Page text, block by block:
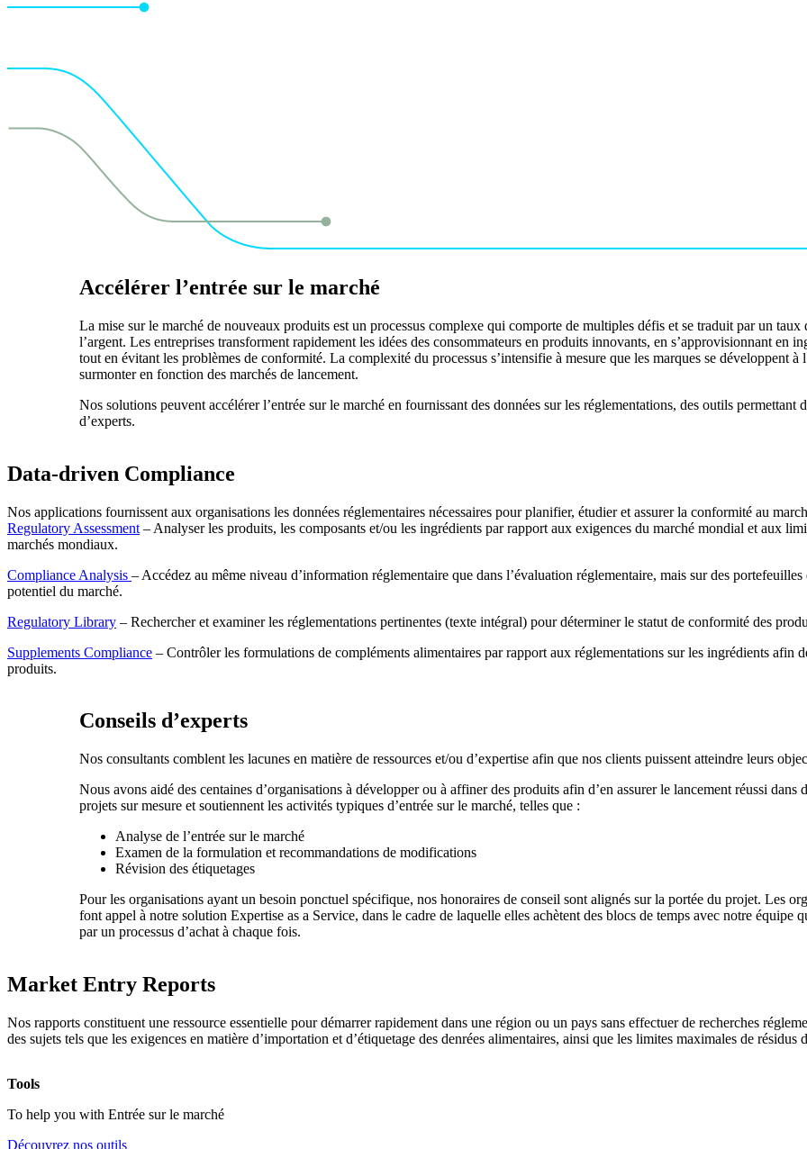
Accélérer l’entrée sur le marché
La mise sur le marché de nouveaux produits est un processus complexe qui comporte de multiples défis et se traduit par un
l’argent. Les entreprises transforment rapidement les idées des consommateurs en produits innovants, en s’approvisionnant en
tout en évitant les problèmes de conformité. La complexité du processus s’intensifie à mesure que les marques se développent
surmonter en fonction des marchés de lancement.
Nos solutions peuvent accélérer l’entrée sur le marché en fournissant des données sur les réglementations, des outils
d’experts.
Data-driven Compliance
Nos applications fournissent aux organisations les données réglementaires nécessaires pour planifier, étudier et assurer la conformité au
Regulatory Assessment – Analyser les produits, les composants et/ou les ingrédients par rapport aux exigences du marché mondial et aux
marchés mondiaux.
Compliance Analysis – Accédez au même niveau d’information réglementaire que dans l’évaluation réglementaire, mais sur des
potentiel du marché.
Regulatory Library – Rechercher et examiner les réglementations pertinentes (texte intégral) pour déterminer le statut de conformité des
Supplements Compliance – Contrôler les formulations de compléments alimentaires par rapport aux réglementations sur les ingrédients afin
produits.
Conseils d’experts
Nos consultants comblent les lacunes en matière de ressources et/ou d’expertise afin que nos clients puissent atteindre leurs
Nous avons aidé des centaines d’organisations à développer ou à affiner des produits afin d’en assurer le lancement réussi
projets sur mesure et soutiennent les activités typiques d’entrée sur le marché, telles que :
Analyse de l’entrée sur le marché
Examen de la formulation et recommandations de modifications
Révision des étiquetages
Pour les organisations ayant un besoin ponctuel spécifique, nos honoraires de conseil sont alignés sur la portée du projet. Les
font appel à notre solution Expertise as a Service, dans le cadre de laquelle elles achètent des blocs de temps avec notre équipe
par un processus d’achat à chaque fois.
Market Entry Reports
Nos rapports constituent une ressource essentielle pour démarrer rapidement dans une région ou un pays sans effectuer de recherches
des sujets tels que les exigences en matière d’importation et d’étiquetage des denrées alimentaires, ainsi que les limites maximales de résidus
Tools
To help you with Entrée sur le marché
Découvrez nos outils